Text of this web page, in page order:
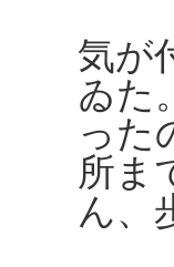
気が
ゐた
った
所ま
ん、